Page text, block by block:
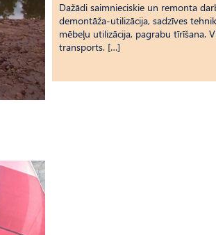
Dažādi saimnieciskie un remonta
demontāža-utilizācija, sadzīves
mēbeļu utilizācija, pagrabu tīrīšana.
transports. […]